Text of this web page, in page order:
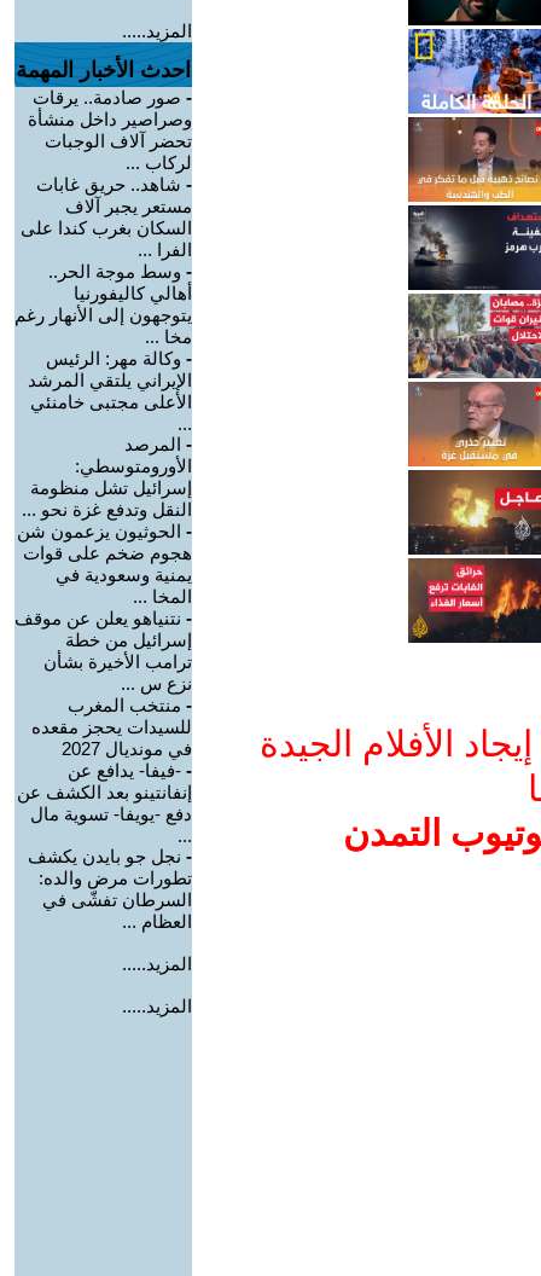
الأفلام الجيدة
التمدن
المزيد.....
احدث الأخبار المهمة
- صور صادمة.. يرقات
وصراصير داخل منشأة
تحضر آلاف الوجبات
لركاب ...
- شاهد.. حريق غابات
مستعر يجبر آلاف
السكان بغرب كندا على
الفرا ...
- وسط موجة الحر..
أهالي كاليفورنيا
يتوجهون إلى الأنهار رغم
مخا ...
- وكالة مهر: الرئيس
الإيراني يلتقي المرشد
الأعلى مجتبى خامنئي
...
- المرصد
الأورومتوسطي:
إسرائيل تشل منظومة
النقل وتدفع غزة نحو ...
- الحوثيون يزعمون شن
هجوم ضخم على قوات
يمنية وسعودية في
المخا ...
- نتنياهو يعلن عن موقف
إسرائيل من خطة
ترامب الأخيرة بشأن
نزع س ...
- منتخب المغرب
للسيدات يحجز مقعده
في مونديال 2027
- -فيفا- يدافع عن
إنفانتينو بعد الكشف عن
دفع -يويفا- تسوية مال
...
- نجل جو بايدن يكشف
تطورات مرض والده:
السرطان تفشّى في
العظام ...
المزيد.....
المزيد.....